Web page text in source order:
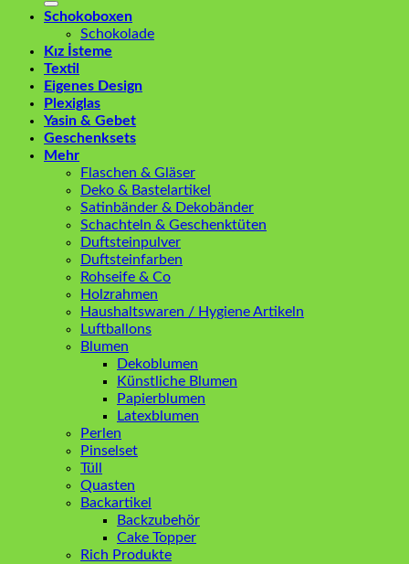
Schokoboxen
Schokolade
Kız İsteme
Textil
Eigenes Design
Plexiglas
Yasin & Gebet
Geschenksets
Mehr
Flaschen & Gläser
Deko & Bastelartikel
Satinbänder & Dekobänder
Schachteln & Geschenktüten
Duftsteinpulver
Duftsteinfarben
Rohseife & Co
Holzrahmen
Haushaltswaren / Hygiene Artikeln
Luftballons
Blumen
Dekoblumen
Künstliche Blumen
Papierblumen
Latexblumen
Perlen
Pinselset
Tüll
Quasten
Backartikel
Backzubehör
Cake Topper
Rich Produkte